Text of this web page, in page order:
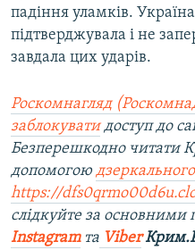
падіння уламків.
підтверджувала і не
завдала цих ударів.
Роскомнагляд
заблокуватидоступ до
Безперешкодно читати
допомогою
https://
слідкуйте за основними
Instagramта Viber